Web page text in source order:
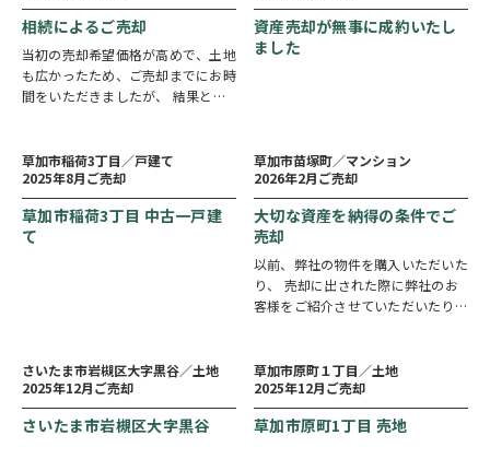
相続によるご売却
当初の売却希望価格が高めで、土地
も広かったため、ご売却までにお時
間をいただきましたが、 結果とし
たのではないかと思っております。
また、解体や測量、お引渡しまでの
各手続きも…
資産売却が無事に成約いたし
ました
草加市稲荷3丁目／戸建て
2025年8月ご売却
草加市稲荷3丁目 中古一戸建
て
草加市苗塚町／マンション
2026年2月ご売却
大切な資産を納得の条件でご
売却
以前、弊社の物件を購入いただいた
り、 売却に出された際に弊社のお
客様をご紹介させていただいたりと
お越しいただくため、ご希望なども
快諾いただきスムーズなお取引が出
来ま…
さいたま市岩槻区大字黒谷／土地
2025年12月ご売却
さいたま市岩槻区大字黒谷
草加市原町１丁目／土地
2025年12月ご売却
草加市原町1丁目 売地